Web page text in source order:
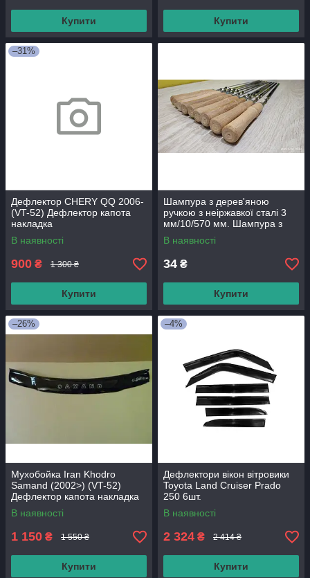
Купити Купити
–31%
Дефлектор CHERY QQ 2006-
(VT-52) Дефлектор капота
накладка
В наявності
900 ₴ 1 300 ₴
Купити
Шампура з дерев'яною
ручкою з неіржавкої сталі 3
мм/10/570 мм. Шампура з
неіржавкої сталі.
В наявності
34 ₴
Купити
–26%
Мухобойка Iran Khodro
Samand (2002>) (VT-52)
Дефлектор капота накладка
В наявності
1 150 ₴ 1 550 ₴
Купити
–4%
Дефлектори вікон вітровики
Toyota Land Cruiser Prado
250 6шт.
В наявності
2 324 ₴ 2 414 ₴
Купити